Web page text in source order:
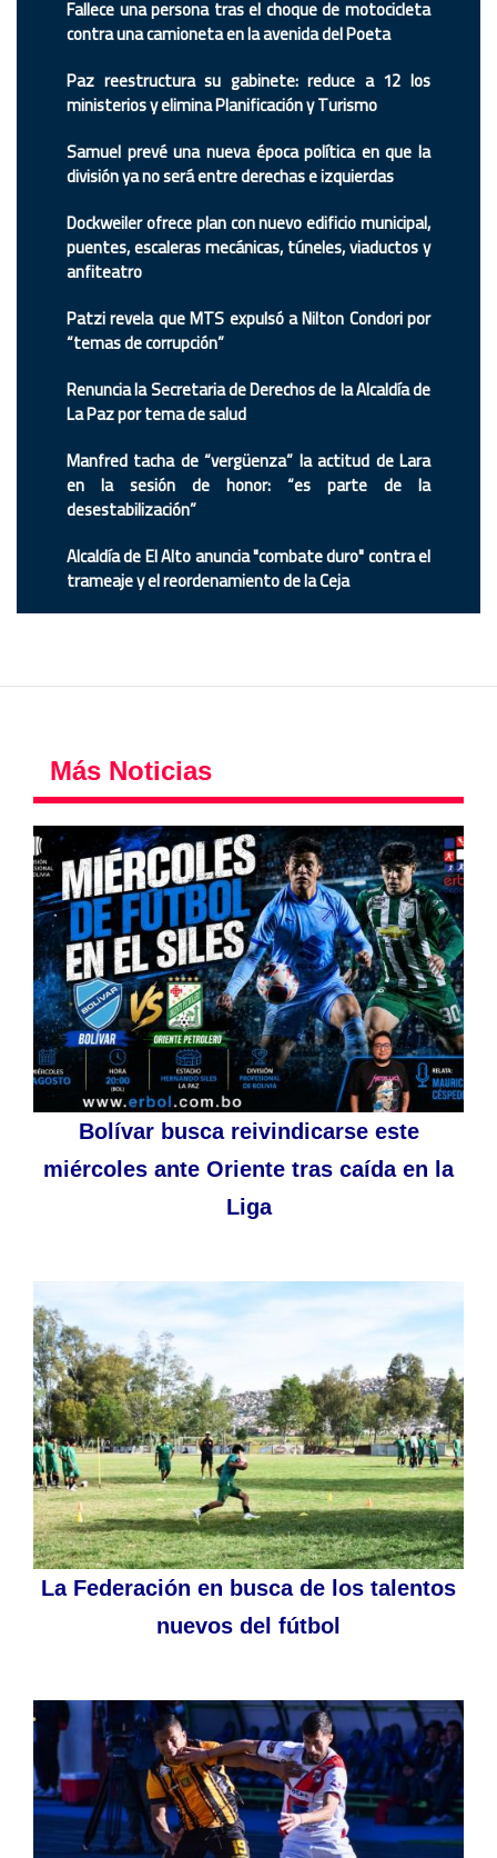
Fallece una persona tras el choque de motocicleta
contra una camioneta en la avenida del Poeta
Paz reestructura su gabinete: reduce a 12 los
ministerios y elimina Planificación y Turismo
Samuel prevé una nueva época política en que la
división ya no será entre derechas e izquierdas
Dockweiler ofrece plan con nuevo edificio municipal,
puentes, escaleras mecánicas, túneles, viaductos y
anfiteatro
Patzi revela que MTS expulsó a Nilton Condori por
“temas de corrupción”
Renuncia la Secretaria de Derechos de la Alcaldía de
La Paz por tema de salud
Manfred tacha de “vergüenza” la actitud de Lara
en la sesión de honor: “es parte de la
desestabilización”
Alcaldía de El Alto anuncia "combate duro" contra el
trameaje y el reordenamiento de la Ceja
Más Noticias
Bolívar busca reivindicarse este
miércoles ante Oriente tras caída en la
Liga
La Federación en busca de los talentos
nuevos del fútbol